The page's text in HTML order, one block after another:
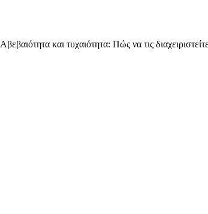
Αβεβαιότητα και τυχαιότητα: Πώς να τις